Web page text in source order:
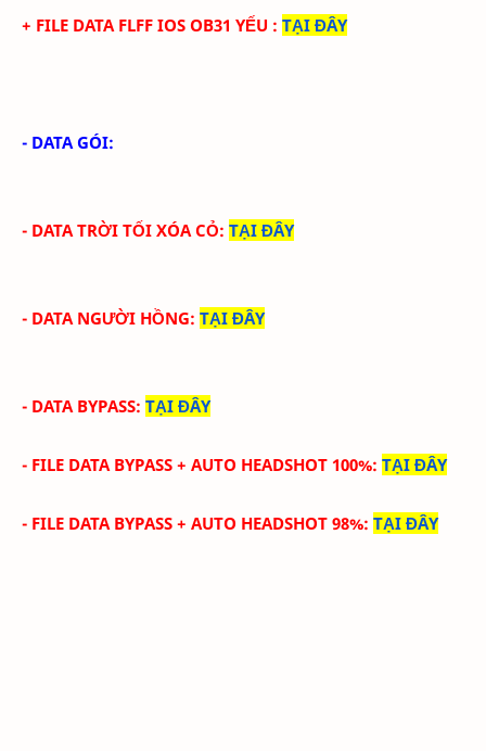
+ FILE DATA FLFF IOS OB31 YẾU : TẠI ĐÂY
- DATA GÓI:
- DATA TRỜI TỐI XÓA CỎ: TẠI ĐÂY
- DATA NGƯỜI HỒNG: TẠI ĐÂY
- DATA BYPASS: TẠI ĐÂY
- FILE DATA BYPASS + AUTO HEADSHOT 100%: TẠI ĐÂY
- FILE DATA BYPASS + AUTO HEADSHOT 98%: TẠI ĐÂY